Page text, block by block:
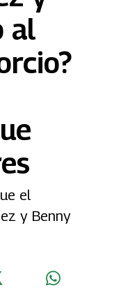
al
el
y Benny